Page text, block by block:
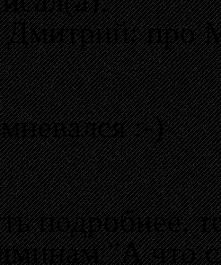
Дмитрий: про
:-)
подробнее,
"А что